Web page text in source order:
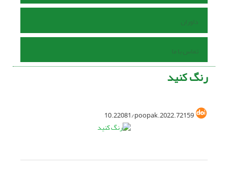
داوران
تماس با ما
رنگ کنید
10.22081/poopak.2022.72159